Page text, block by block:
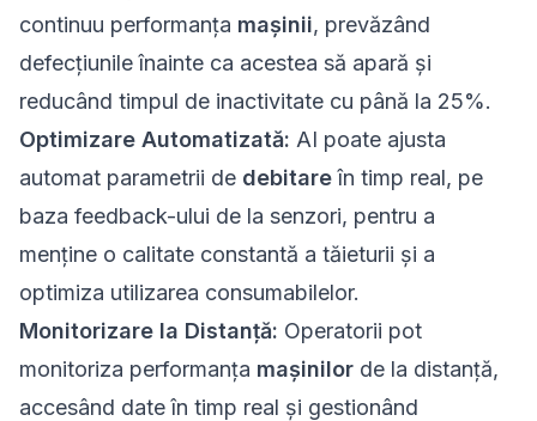
continuu performanța mașinii, prevăzând
defecțiunile înainte ca acestea să apară și
reducând timpul de inactivitate cu până la 25%.
Optimizare Automatizată: AI poate ajusta
automat parametrii de debitareîn timp real, pe
baza feedback-ului de la senzori, pentru a
menține o calitate constantă a tăieturii și a
optimiza utilizarea consumabilelor.
Monitorizare la Distanță: Operatorii pot
monitoriza performanța mașinilor de la distanță,
accesând date în timp real și gestionând